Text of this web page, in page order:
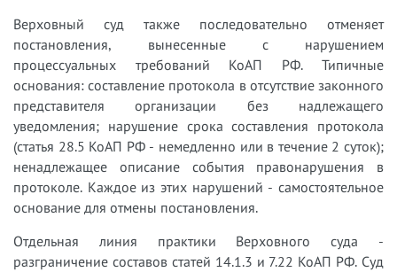
Верховный суд также последовательно отменяет
постановления, вынесенные с нарушением
процессуальных требований КоАП РФ. Типичные
основания: составление протокола в отсутствие законного
представителя организации без надлежащего
уведомления; нарушение срока составления протокола
(статья 28.5 КоАП РФ - немедленно или в течение 2 суток);
ненадлежащее описание события правонарушения в
протоколе. Каждое из этих нарушений - самостоятельное
основание для отмены постановления.
Отдельная линия практики Верховного суда -
разграничение составов статей 14.1.3 и 7.22 КоАП РФ. Суд